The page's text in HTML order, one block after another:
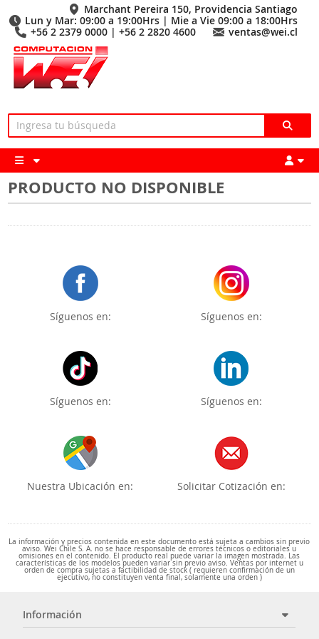
Marchant Pereira 150, Providencia Santiago
Lun y Mar: 09:00 a 19:00Hrs | Mie a Vie 09:00 a 18:00Hrs
+56 2 2379 0000 | +56 2 2820 4600
ventas@wei.cl
PRODUCTO NO DISPONIBLE
Síguenos en: Síguenos en:
Síguenos en: Síguenos en:
Nuestra Ubicación en: Solicitar Cotización en:
La información y precios contenida en este documento está sujeta a cambios sin previo
aviso. Wei Chile S. A. no se hace responsable de errores técnicos o editoriales u
omisiones en el contenido. El producto real puede variar la imagen mostrada. Las
características de los modelos pueden variar sin previo aviso. Ventas por internet u
orden de compra sujetas a factibilidad de stock ( requieren confirmación de un
ejecutivo, no constituyen venta final, solamente una orden )
Información